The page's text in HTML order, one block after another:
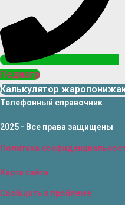
Педиатр
Калькулятор
Телефонный справочник
2025 - Все права защищены
Политика
Карта сайта
Сообщить о проблеме